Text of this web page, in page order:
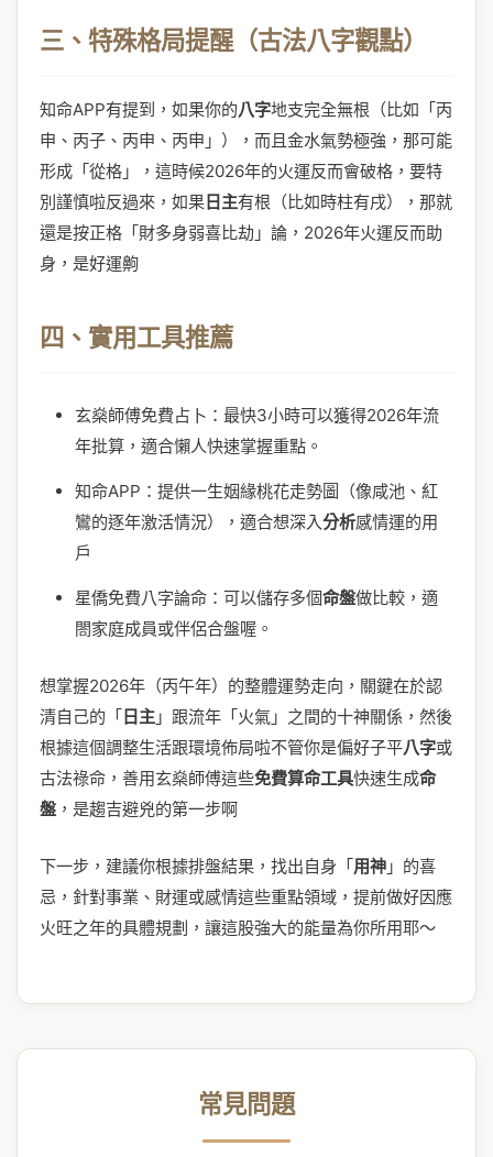
三、特殊格局提醒（古法八字觀點）
知命APP有提到，如果你的八字地支完全無根（比如「丙
申、丙子、丙申、丙申」），而且金水氣勢極強，那可能
形成「從格」，這時候2026年的火運反而會破格，要特
別謹慎啦反過來，如果 日主有根（比如時柱有戌），那就
還是按正格「財多身弱喜比劫」論，2026年火運反而助
身，是好運齁
四、實用工具推薦
玄燊師傅免費占卜：最快3小時可以獲得2026年流
年批算，適合懶人快速掌握重點。
知命APP：提供一生姻緣桃花走勢圖（像咸池、紅
鸞的逐年激活情況），適合想深入分析感情運的用
戶
星僑免費八字論命：可以儲存多個命盤做比較，適
閤家庭成員或伴侶合盤喔。
想掌握2026年（丙午年）的整體運勢走向，關鍵在於認
清自己的「日主 」跟流年「火氣」之間的十神關係，然後
根據這個調整生活跟環境佈局啦不管你是偏好子平八字或
古法祿命，善用玄燊師傅這些免費算命工具快速生成命
盤 ，是趨吉避兇的第一步啊
下一步，建議你根據排盤結果，找出自身「用神 」的喜
忌，針對事業、財運或感情這些重點領域，提前做好因應
火旺之年的具體規劃，讓這股強大的能量為你所用耶～
常見問題